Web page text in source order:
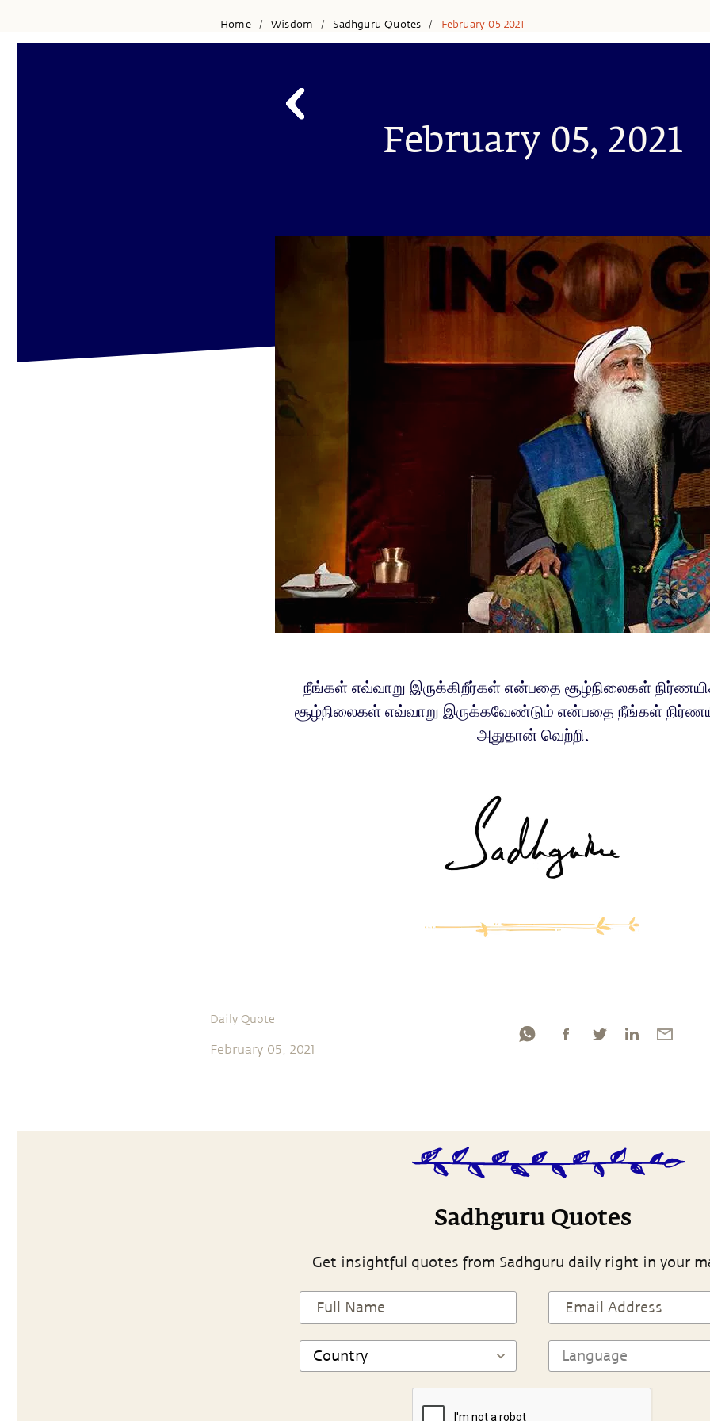
Home / Wisdom / Sadhguru Quotes / February 05 2021
February 05, 2021
நீங்கள் எவ்வாறு இருக்கிறீர்கள் என்பதை சூழ்நிலைகள்
சூழ்நிலைகள் எவ்வாறு இருக்கவேண்டும் என்பதை நீங்கள்
அதுதான் வெற்றி.
Daily Quote
February 05, 2021
Sadhguru Quotes
Get insightful quotes from Sadhguru daily right in your